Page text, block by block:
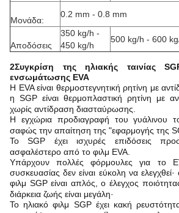
Μονάδα:
0.2 mm - 0.8 mm
Αποδόσεις
350 kg/h -
450 kg/h
500 kg/h - 600
2Συγκρίση της ηλιακής ταινίας
ενσωμάτωσης EVA
Η EVA είναι θερμοστεγνητική ρητίνη με
η SGP είναι θερμοπλαστική ρητίνη με
χωρίς αντίδραση διασταύρωσης.
Η εγχώρια προδιαγραφή του γυάλινου
σαφώς την απαίτηση της "εφαρμογής της
Το SGP έχει ισχυρές επιδόσεις
ασφαλέστερο από το φιλμ EVA.
Υπάρχουν πολλές φόρμουλες για το
συσκευασίας δεν είναι εύκολη να
φιλμ SGP είναι απλός, ο έλεγχος
διάρκεια ζωής είναι μεγάλη·
Το ηλιακό φιλμ SGP έχει κακή